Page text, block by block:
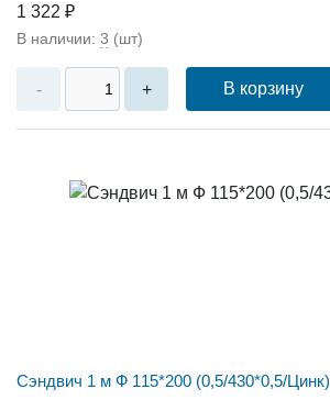
1 322 ₽
В наличии: 3 (шт)
- + В корзину
Сэндвич 1 м Ф 115*200 (0,5/430*0,5/Цинк)